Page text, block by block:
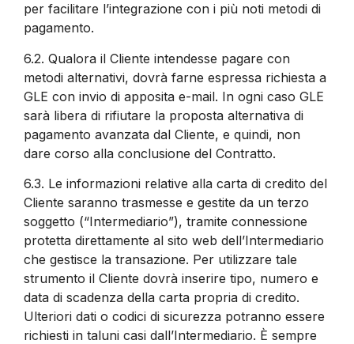
per facilitare l’integrazione con i più noti metodi di
pagamento.
6.2. Qualora il Cliente intendesse pagare con
metodi alternativi, dovrà farne espressa richiesta a
GLE con invio di apposita e-mail. In ogni caso GLE
sarà libera di rifiutare la proposta alternativa di
pagamento avanzata dal Cliente, e quindi, non
dare corso alla conclusione del Contratto.
6.3. Le informazioni relative alla carta di credito del
Cliente saranno trasmesse e gestite da un terzo
soggetto (“Intermediario”), tramite connessione
protetta direttamente al sito web dell’Intermediario
che gestisce la transazione. Per utilizzare tale
strumento il Cliente dovrà inserire tipo, numero e
data di scadenza della carta propria di credito.
Ulteriori dati o codici di sicurezza potranno essere
richiesti in taluni casi dall’Intermediario. È sempre